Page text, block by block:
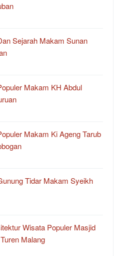
Sejarah Makam Sunan
Makam KH Abdul
Makam Ki Ageng Tarub
Tidar Makam Syeikh
Wisata Populer Masjid
Malang